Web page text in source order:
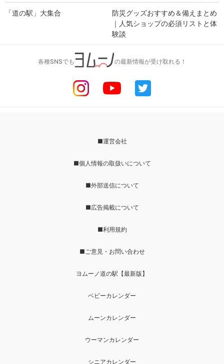
「道の駅」大集合
防災グッズおすすめ＆備えまとめ
｜人気ショップの必須リストと体
験談
各種SNSでも の最新情報が受け取れる！
■運営会社
■個人情報の取扱いについて
■外部送信について
■広告掲載について
■利用規約
■ご意見・お問い合わせ
ヨムーノ道の駅【最新版】
ベビーカレンダー
ムーンカレンダー
ウーマンカレンダー
シニアカレンダー